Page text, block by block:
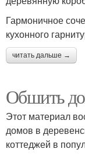
Гармоничное
кухонного
читать дальше →
Обшить
Этот материал
домов в
коттеджей в